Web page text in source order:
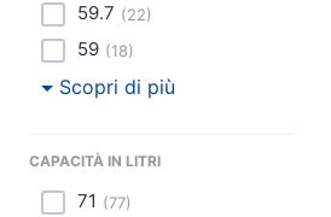
59.7 (22)
59 (18)
Scopri di più
CAPACITÀ IN LITRI
71 (77)